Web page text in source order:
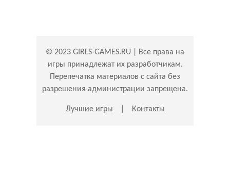
© 2023 GIRLS-GAMES.RU | Все права на
игры принадлежат их разработчикам.
Перепечатка материалов с сайта без
разрешения администрации запрещена.
Лучшие игры Контакты